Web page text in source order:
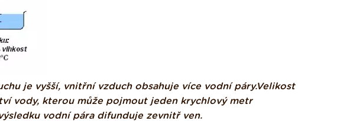
je vyšší, vnitřní vzduch obsahuje více vodní páry.Velikost
vody, kterou může pojmout jeden krychlový metr
vodní pára difunduje zevnitř ven.